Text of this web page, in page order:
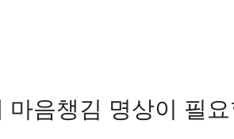
음챙김 명상이 필